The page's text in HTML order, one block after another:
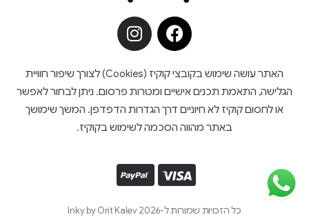
האתר עושה שימוש בקובצי קוקיז (Cookies) לצורך שיפור חוויית
הגלישה, התאמת תכנים אישיים ומטרות פרסום. ניתן לבחור לאפשר
או לחסום קוקיז לא חיוניים דרך הגדרות הדפדפן. המשך שימושך
באתר מהווה הסכמה לשימוש בקוקיז.
כל הזכויות שמורות ל-Inky by Orit Kalev 2026